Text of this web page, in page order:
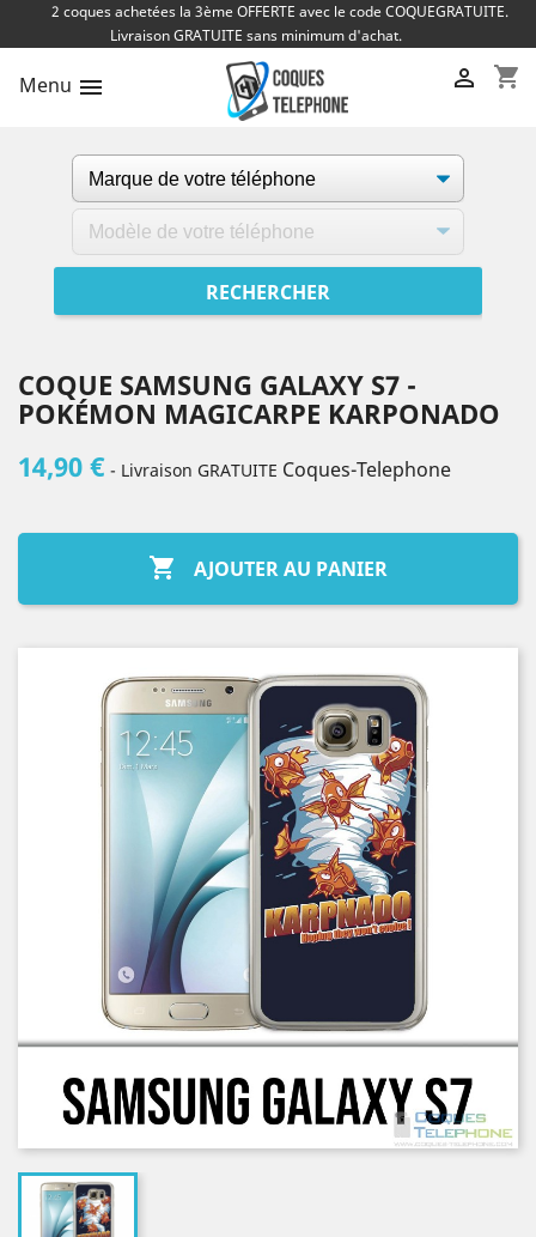
2 coques achetées la 3ème OFFERTE avec le code COQUEGRATUITE.
Livraison GRATUITE sans minimum d'achat.
Menu  shopping_cart

COQUE SAMSUNG GALAXY S7 -
POKÉMON MAGICARPE KARPONADO
14,90 € - Livraison GRATUITE Coques-Telephone
 AJOUTER AU PANIER